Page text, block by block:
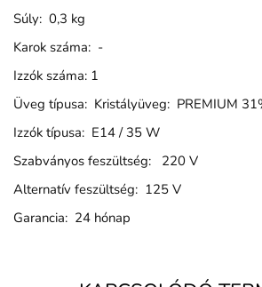
Súly: 0,3 kg
Karok száma: -
Izzók száma: 1
Üveg típusa: Kristályüveg: PREMIUM
Izzók típusa: E14 / 35 W
Szabványos feszültség: 220 V
Alternatív feszültség: 125 V
Garancia: 24 hónap